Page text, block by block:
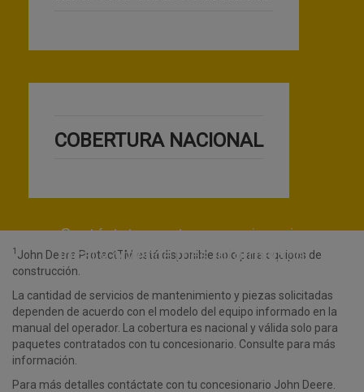
COBERTURA NACIONAL
Contáctate con tu concesionario
local y obtenga más información
1 John Deere ProtectTM está disponible solo para equipos de
construcción.
La cantidad de servicios de mantenimiento y piezas solicitadas
dependen de acuerdo con el modelo del equipo informado en la
manual del operador. La cobertura es nacional y válida solo para
paquetes contratados con tu concesionario. Consulte para más
información.
Para más detalles contáctate con tu concesionario John Deere.